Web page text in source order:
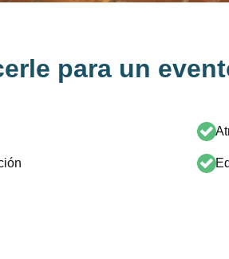
para un